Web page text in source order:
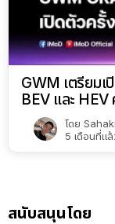
GWM เตรียมเ
BEV และ
โดย
5 เดือนที่แล้
สนับสนุนโดย